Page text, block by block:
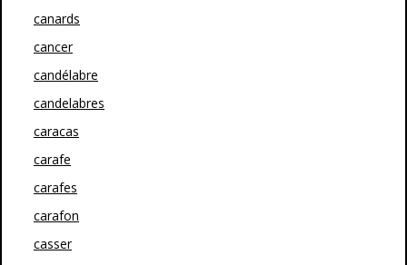
canards
cancer
candélabre
candelabres
caracas
carafe
carafes
carafon
casser